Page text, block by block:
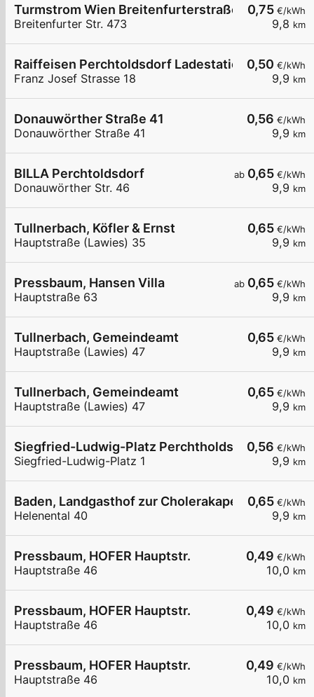
0,75 €/kWh
9,8 km
Turmstrom Wien Breitenfurterstraße
Breitenfurter Str. 473
0,50 €/kWh
9,9 km
Raiffeisen Perchtoldsdorf Ladestation 01+02
Franz Josef Strasse 18
0,56 €/kWh
9,9 km
Donauwörther Straße 41
Donauwörther Straße 41
ab 0,65 €/kWh
9,9 km
BILLA Perchtoldsdorf
Donauwörther Str. 46
0,65 €/kWh
9,9 km
Tullnerbach, Köfler & Ernst
Hauptstraße (Lawies) 35
ab 0,65 €/kWh
9,9 km
Pressbaum, Hansen Villa
Hauptstraße 63
0,65 €/kWh
9,9 km
Tullnerbach, Gemeindeamt
Hauptstraße (Lawies) 47
0,65 €/kWh
9,9 km
Tullnerbach, Gemeindeamt
Hauptstraße (Lawies) 47
0,56 €/kWh
9,9 km
Siegfried-Ludwig-Platz Perchtholdsdorf
Siegfried-Ludwig-Platz 1
0,65 €/kWh
9,9 km
Baden, Landgasthof zur Cholerakapelle
Helenental 40
0,49 €/kWh
10,0 km
Pressbaum, HOFER Hauptstr.
Hauptstraße 46
0,49 €/kWh
10,0 km
Pressbaum, HOFER Hauptstr.
Hauptstraße 46
0,49 €/kWh
10,0 km
Pressbaum, HOFER Hauptstr.
Hauptstraße 46